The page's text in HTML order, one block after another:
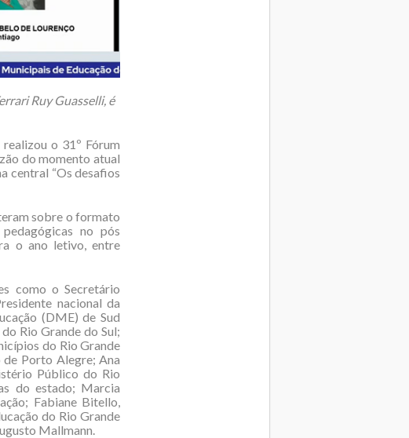
Ruy Guasselli, é
o 31º Fórum
do momento atual
central “Os desafios
sobre o formato
no pós
o ano letivo, entre
como o Secretário
nacional da
(DME) de Sud
Rio Grande do Sul;
do Rio Grande
de Porto Alegre; Ana
Público do Rio
do estado; Marcia
Fabiane Bitello,
do Rio Grande
Mallmann.